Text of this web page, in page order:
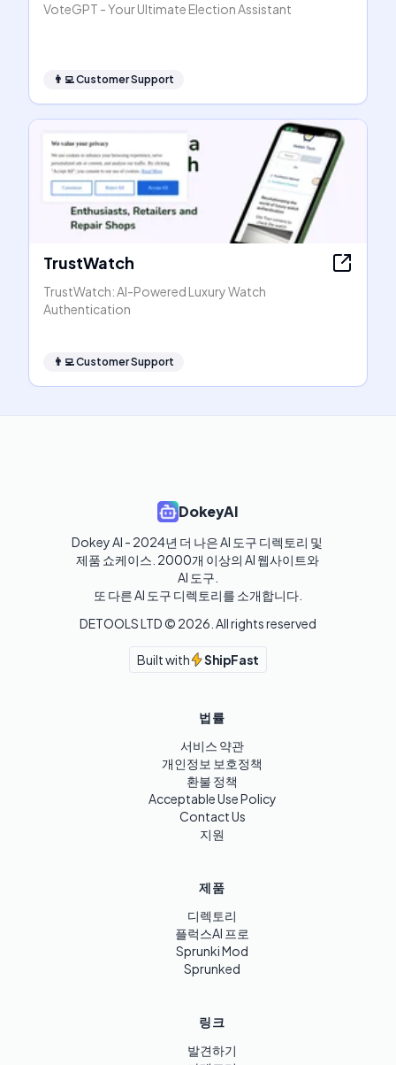
VoteGPT - Your Ultimate Election Assistant
👨‍💻Customer Support
TrustWatch
TrustWatch: AI-Powered Luxury Watch
Authentication
👨‍💻Customer Support
DokeyAI
Dokey AI - 2024년 더 나은 AI 도구 디렉토리 및
제품 쇼케이스. 2000개 이상의 AI 웹사이트와
AI 도구.
또 다른 AI 도구 디렉토리를 소개합니다.
DETOOLS LTD © 2026 . All rights reserved
Built with ShipFast
법률
서비스 약관
개인정보 보호정책
환불 정책
Acceptable Use Policy
Contact Us
지원
제품
디렉토리
플럭스AI 프로
Sprunki Mod
Sprunked
링크
발견하기